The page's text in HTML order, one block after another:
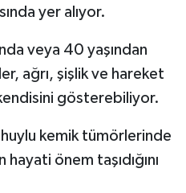
yer alıyor.
veya 40 yaşından
ağrı, şişlik ve hareket
kendisini gösterebiliyor.
kemik tümörlerinde
önem taşıdığını